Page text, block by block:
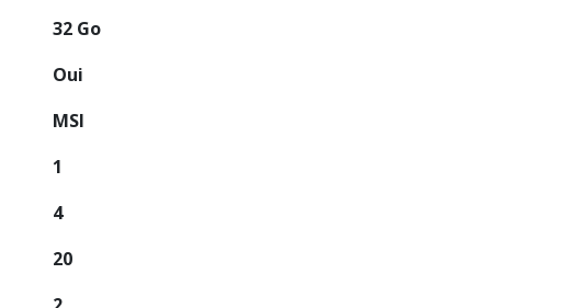
32 Go
Oui
MSI
1
4
20